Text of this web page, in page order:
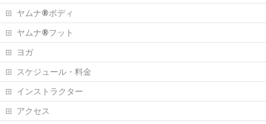
ヤムナ®ボディ
ヤムナ®フット
ヨガ
スケジュール・料金
インストラクター
アクセス